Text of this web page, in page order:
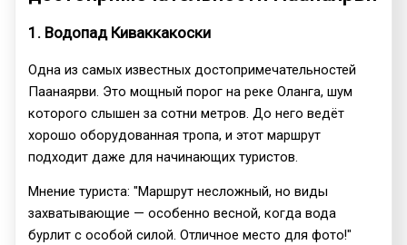
1. Водопад Киваккакоски
Одна из самых известных достопримечательностей
Паанаярви. Это мощный порог на реке Оланга, шум
которого слышен за сотни метров. До него ведёт
хорошо оборудованная тропа, и этот маршрут
подходит даже для начинающих туристов.
Мнение туриста: "Маршрут несложный, но виды
захватывающие — особенно весной, когда вода
бурлит с особой силой. Отличное место для фото!"